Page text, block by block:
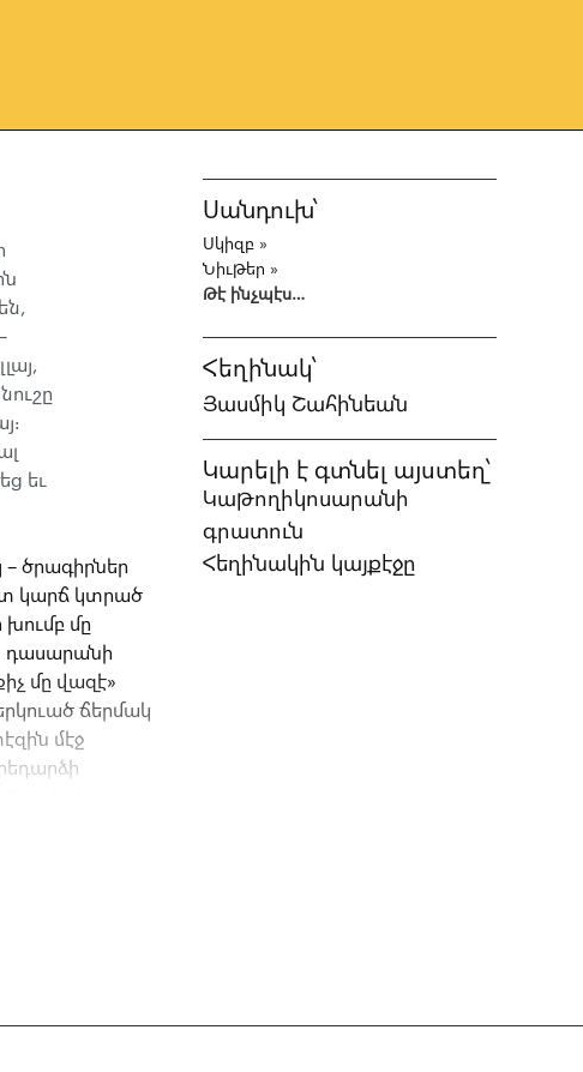
եւ
ծրագիրներ
կարճ կտրած
մը
դասարանի
մը վազէ»
ճերմակ
մէջ
եւ իր
Սանդուխ՝
Սկիզբ »
Նիւթեր »
Թէ ինչպէս…
Հեղինակ՝
Յասմիկ Շահինեան
Կարելի է գտնել այստեղ՝
Կաթողիկոսարանի
գրատուն
Հեղինակին կայքէջը